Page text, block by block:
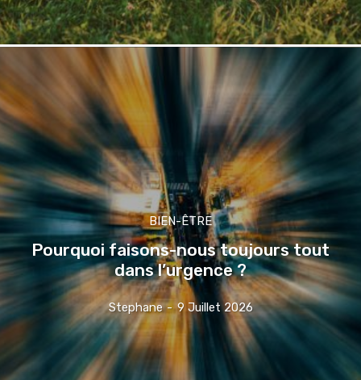
BIEN-ÊTRE
Pourquoi faisons-nous toujours tout
dans l’urgence ?
Stephane - 9 Juillet 2026